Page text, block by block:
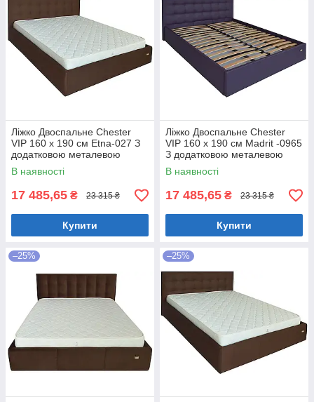
Ліжко Двоспальне Chester
VIP 160 х 190 см Etna-027 З
додатковою металевою
цільнозварною рамою
Коричневий
В наявності
17 485,65 ₴ 23 315 ₴
Купити
Ліжко Двоспальне Chester
VIP 160 х 190 см Madrit -0965
З додатковою металевою
цільнозварною рамою
Фіолетовий
В наявності
17 485,65 ₴ 23 315 ₴
Купити
–25% –25%